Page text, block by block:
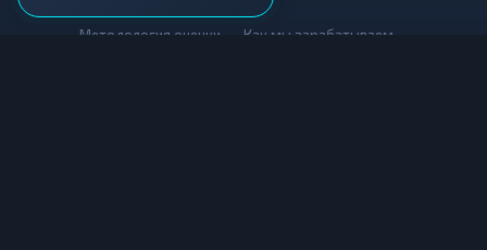
Методология оценки Как мы зарабатываем